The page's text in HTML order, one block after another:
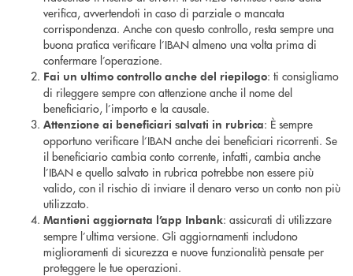
verifica, avvertendoti in caso di parziale o mancata
corrispondenza. Anche con questo controllo, resta sempre una
buona pratica verificare l’IBAN almeno una volta prima di
confermare l’operazione.
Fai un ultimo controllo anche del riepilogo: ti consigliamo
di rileggere sempre con attenzione anche il nome del
beneficiario, l’importo e la causale.
Attenzione ai beneficiari salvati in rubrica: È sempre
opportuno verificare l’IBAN anche dei beneficiari ricorrenti. Se
il beneficiario cambia conto corrente, infatti, cambia anche
l’IBAN e quello salvato in rubrica potrebbe non essere più
valido, con il rischio di inviare il denaro verso un conto non più
utilizzato.
Mantieni aggiornata l’app Inbank: assicurati di utilizzare
sempre l’ultima versione. Gli aggiornamenti includono
miglioramenti di sicurezza e nuove funzionalità pensate per
proteggere le tue operazioni.